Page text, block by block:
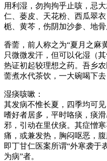
用利湿，勿拘拘乎止咳，忌
仁、蒌皮、天花粉、西瓜翠
栀、黄芩，伤阴加沙参、地
香薷，前人称之为“夏月之麻
只微微发汗，但可以化湿（
热证初起较理想之药。吾乡
薷煮水代茶饮，一大碗喝下去
湿痰咳嗽：
其发病不惟长夏，四季均可
嗜好者居多，平时咯痰，痰
邪，引动在里伏痰。其症憎
痛，或兼发热，胸闷呕恶，
即丁甘仁医案所谓“外寒袭于
为病”者。